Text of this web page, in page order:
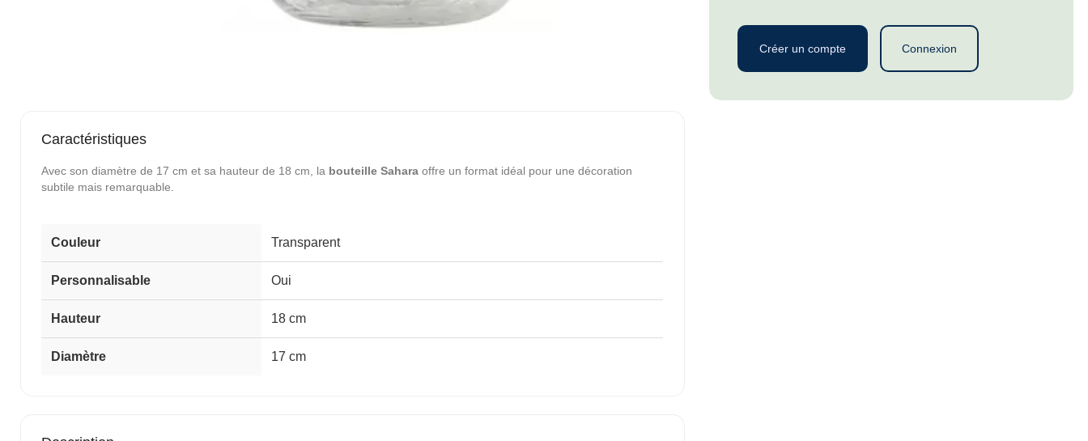
Caractéristiques
Avec son diamètre de 17 cm et sa hauteur de 18 cm, la bouteille Sahara offre un format idéal pour une décoration
subtile mais remarquable.
Couleur Transparent
Personnalisable Oui
Hauteur 18 cm
Diamètre 17 cm
Créer un compte Connexion